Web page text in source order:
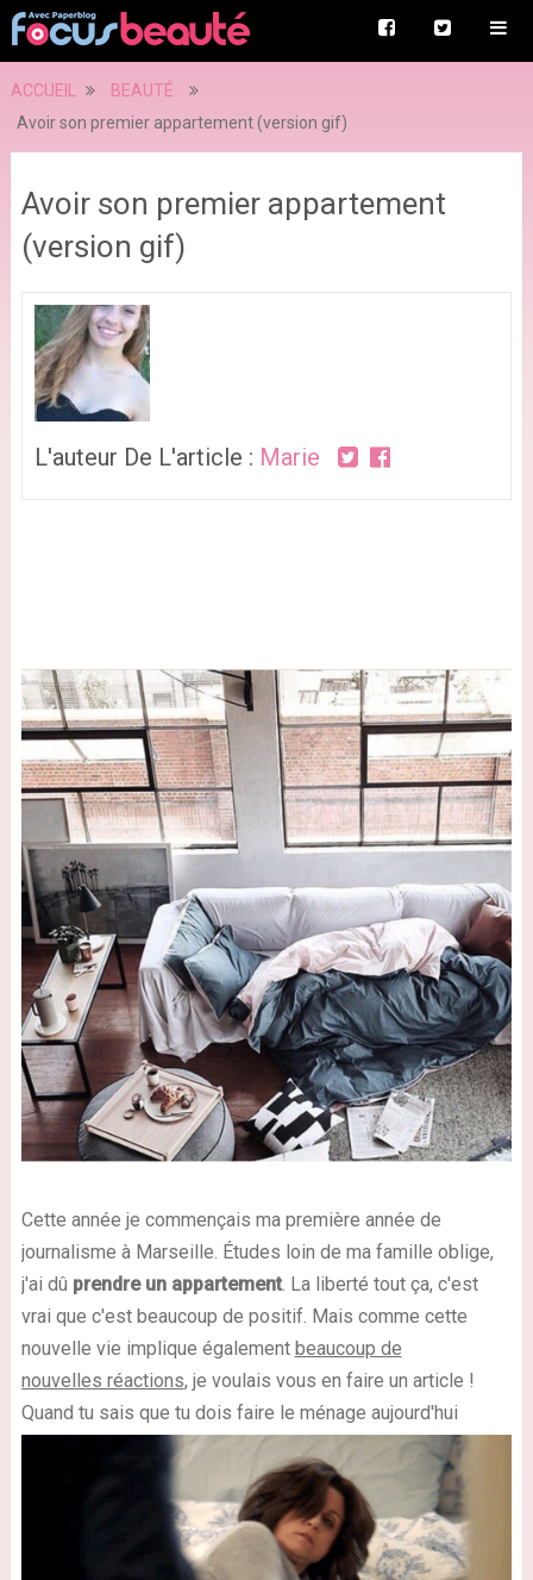
ACCUEIL
BEAUTÉ
Avoir son premier appartement (version gif)
Avoir son premier appartement
(version gif)
L'auteur De L'article : Marie
Cette année je commençais ma première année de
journalisme à Marseille. Études loin de ma famille oblige,
j'ai dû prendre un appartement. La liberté tout ça, c'est
vrai que c'est beaucoup de positif. Mais comme cette
nouvelle vie implique également beaucoup de
nouvelles réactions, je voulais vous en faire un article !
Quand tu sais que tu dois faire le ménage aujourd'hui